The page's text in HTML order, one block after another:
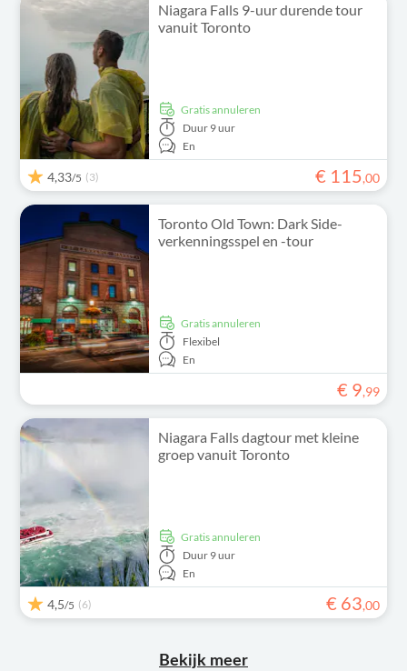
Niagara Falls 9-uur durende tour
vanuit Toronto
Gratis annuleren
Duur 9 uur
En
4,33/5 (3) € 115,00
Toronto Old Town: Dark Side-
verkenningsspel en -tour
Gratis annuleren
Flexibel
En
€ 9,99
Niagara Falls dagtour met kleine
groep vanuit Toronto
Gratis annuleren
Duur 9 uur
En
4,5/5 (6) € 63,00
Bekijk meer